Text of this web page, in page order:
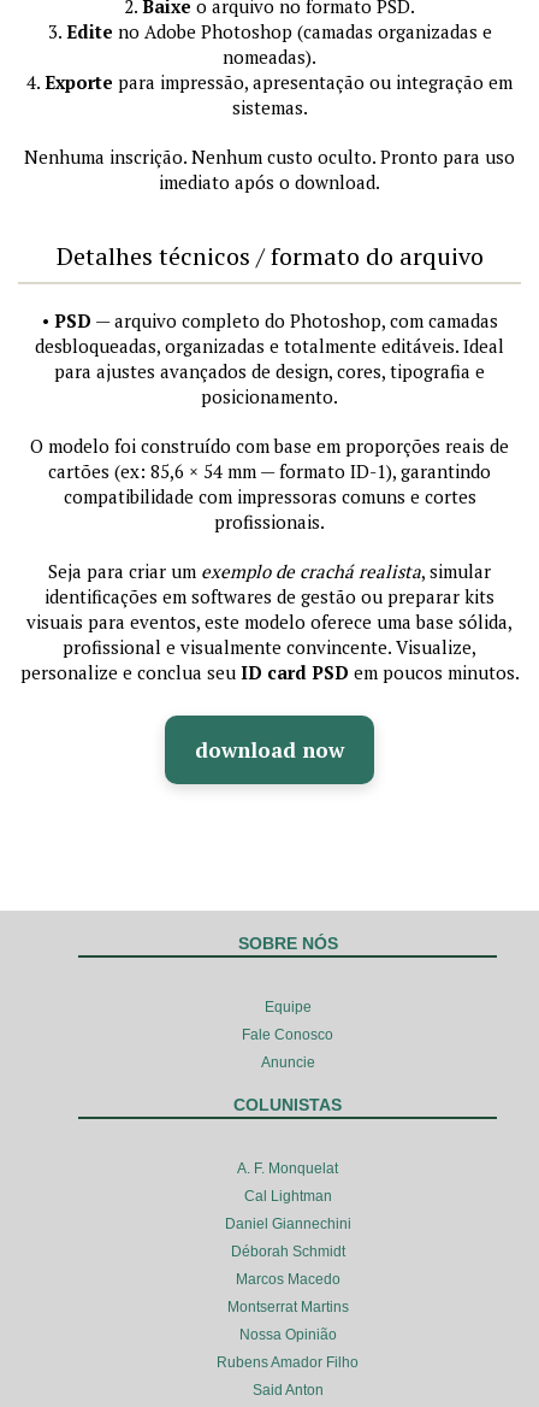
2. Baixe o arquivo no formato PSD.
3. Edite no Adobe Photoshop (camadas organizadas e
nomeadas).
4. Exporte para impressão, apresentação ou integração em
sistemas.
Nenhuma inscrição. Nenhum custo oculto. Pronto para uso
imediato após o download.
Detalhes técnicos / formato do arquivo
• PSD — arquivo completo do Photoshop, com camadas
desbloqueadas, organizadas e totalmente editáveis. Ideal
para ajustes avançados de design, cores, tipografia e
posicionamento.
O modelo foi construído com base em proporções reais de
cartões (ex: 85,6 × 54 mm — formato ID-1), garantindo
compatibilidade com impressoras comuns e cortes
profissionais.
Seja para criar um exemplo de crachá realista, simular
identificações em softwares de gestão ou preparar kits
visuais para eventos, este modelo oferece uma base sólida,
profissional e visualmente convincente. Visualize,
personalize e conclua seu ID card PSD em poucos minutos.
download now
SOBRE NÓS
Equipe
Fale Conosco
Anuncie
COLUNISTAS
A. F. Monquelat
Cal Lightman
Daniel Giannechini
Déborah Schmidt
Marcos Macedo
Montserrat Martins
Nossa Opinião
Rubens Amador Filho
Said Anton